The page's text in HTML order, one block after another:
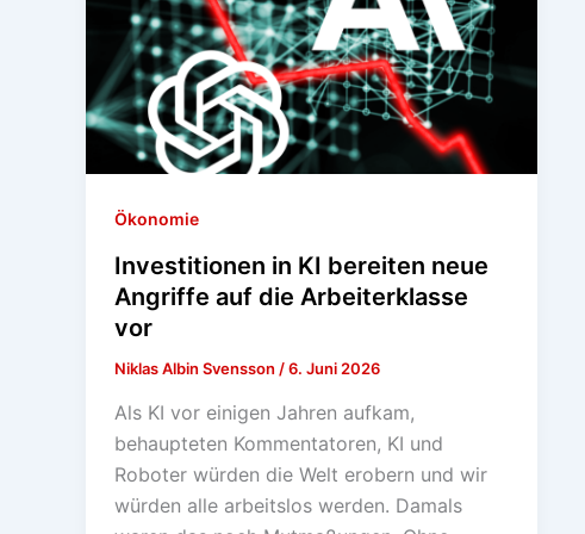
Ökonomie
Investitionen in KI bereiten neue
Angriffe auf die Arbeiterklasse
vor
Niklas Albin Svensson /6. Juni 2026
Als KI vor einigen Jahren aufkam,
behaupteten Kommentatoren, KI und
Roboter würden die Welt erobern und wir
würden alle arbeitslos werden. Damals